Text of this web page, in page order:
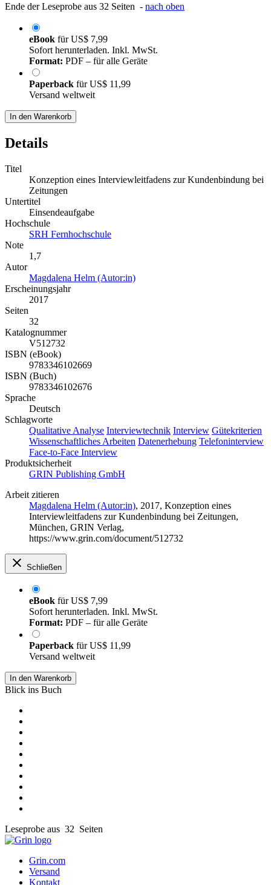
Ende der Leseprobe aus 32 Seiten - nach oben
eBook fürUS$ 7,99
Sofort herunterladen. Inkl. MwSt.
Format: PDF – für alle Geräte
Paperback fürUS$ 11,99
Versand weltweit
In den Warenkorb
Details
Titel
Konzeption eines Interviewleitfadens zur Kundenbindung bei
Zeitungen
Untertitel
Einsendeaufgabe
Hochschule
SRH Fernhochschule
Note
1,7
Autor
Magdalena Helm (Autor:in)
Erscheinungsjahr
2017
Seiten
32
Katalognummer
V512732
ISBN (eBook)
9783346102669
ISBN (Buch)
9783346102676
Sprache
Deutsch
Schlagworte
Qualitative Analyse Interviewtechnik Interview Gütekriterien
Wissenschaftliches Arbeiten Datenerhebung Telefoninterview
Face-to-Face Interview
Produktsicherheit
GRIN Publishing GmbH
Arbeit zitieren
Magdalena Helm (Autor:in), 2017, Konzeption eines
Interviewleitfadens zur Kundenbindung bei Zeitungen,
München, GRIN Verlag,
https://www.grin.com/document/512732
Schließen
eBook fürUS$ 7,99
Sofort herunterladen. Inkl. MwSt.
Format: PDF – für alle Geräte
Paperback fürUS$ 11,99
Versand weltweit
In den Warenkorb
Blick ins Buch